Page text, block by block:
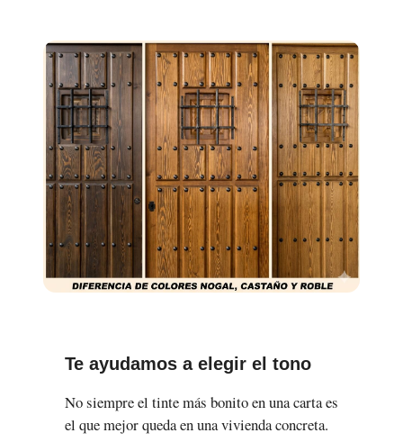
Te ayudamos a elegir el tono
No siempre el tinte más bonito en una carta es
el que mejor queda en una vivienda concreta.